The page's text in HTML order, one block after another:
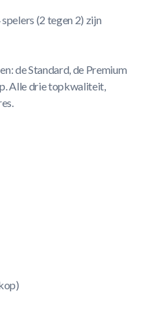
(2 tegen 2) zijn
de Standard, de Premium
Alle drie topkwaliteit,